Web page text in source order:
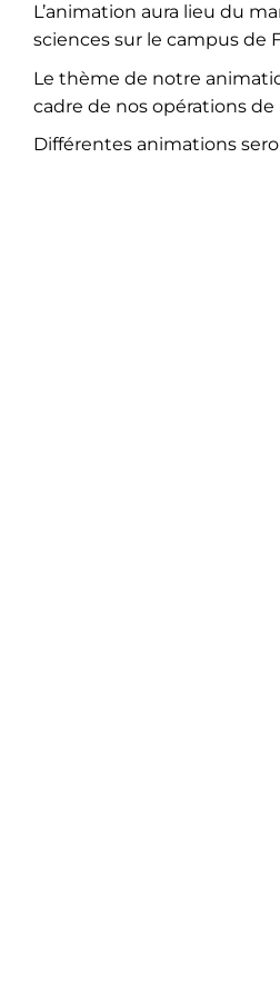
L’animation aura lieu du
sciences sur le campus de
Le thème de notre
cadre de nos opérations
Différentes animations